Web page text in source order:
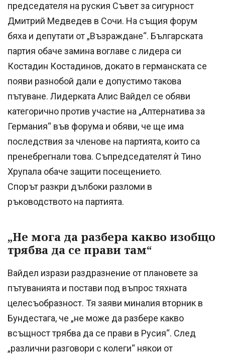
председателя на руския Съвет за сигурност
Дмитрий Медведев в Сочи. На същия форум
бяха и депутати от „Възраждане“. Българската
партия обаче замина воглаве с лидера си
Костадин Костадинов, докато в германската се
появи разнобой дали е допустимо такова
пътуване. Лидерката Алис Вайдел се обяви
категорично против участие на „Алтернатива за
Германия“ във форума и обяви, че ще има
последствия за членове на партията, които са
пренебрегнали това. Съпредседателят ѝ Тино
Хрупала обаче защити посещението.
Спорът разкри дълбоки разломи в
ръководството на партията.
„Не мога да разбера какво изобщо
трябва да се прави там“
Вайдел изрази раздразнение от плановете за
пътуванията и постави под въпрос тяхната
целесъобразност. Тя заяви миналия вторник в
Бундестага, че „не може да разбере какво
всъщност трябва да се прави в Русия“. След
„различни разговори с колеги“ някои от